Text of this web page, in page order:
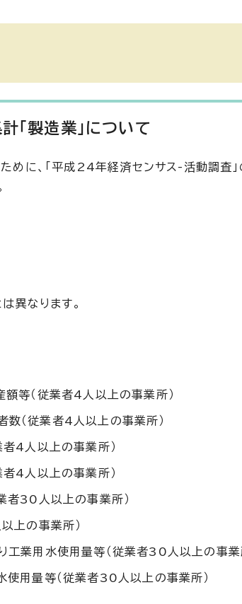
「製造業」について
めに、「平成24年経済センサス-活動調査
異なります。
等（従業者4人以上の事業所）
（従業者4人以上の事業所）
4人以上の事業所）
4人以上の事業所）
者30人以上の事業所）
上の事業所）
業用水使用量等（従業者30人以上の事業
用量等（従業者30人以上の事業所）